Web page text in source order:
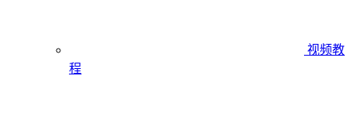
视频教
程